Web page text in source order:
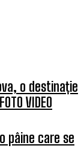
o destinație
VIDEO
pâine care se